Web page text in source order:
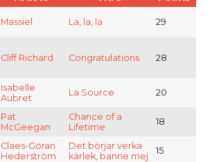
Massiel La, la, la 29
Cliff Richard Congratulations 28
Isabelle
Aubret
La Source 20
Pat
McGeegan
Chance of a
Lifetime
18
Claes-Göran
Hederström
Det börjar verka
kärlek, banne mej
15